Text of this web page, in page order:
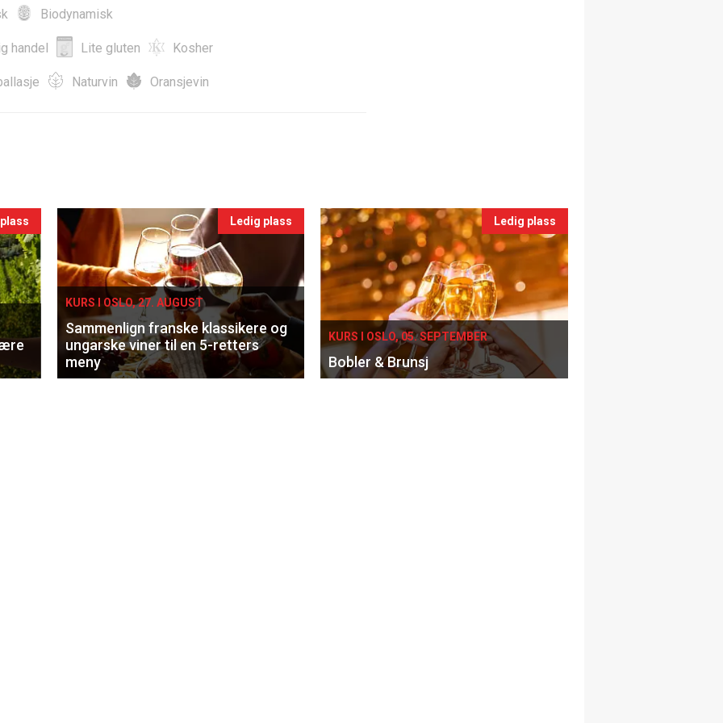
Biodynamisk
handel Lite gluten Kosher
Naturvin Oransjevin
Ledig plass
KURS I OSLO, 27. AUGUST
Sammenlign franske klassikere og
ungarske viner til en 5-retters
meny
Ledig plass
KURS I OSLO, 05. SEPTEMBER
Bobler & Brunsj